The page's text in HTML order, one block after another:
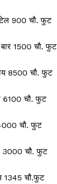
900 चौ. फुट
1500 चौ. फुट
8500 चौ. फुट
6100 चौ. फुट
चौ. फुट
3000 चौ. फुट
1345 चौ.फुट